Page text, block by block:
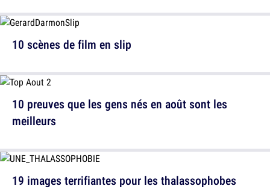
10 scènes de film en slip
19 images terrifiantes pour les thalassophobes
10 preuves que les gens nés en août sont les
meilleurs